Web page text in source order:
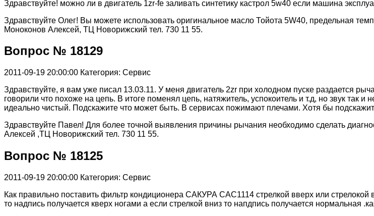
Здравствуйте! можно ли в двигатель 1zr-fe заливать синтетику кастрол 5w40 если машина
Здравствуйте Олег! Вы можете использовать оригинальное масло Тойота 5W40, предельная
Моноконов Алексей, ТЦ Новорижский тел. 730 11 55.
Вопрос № 18129
2011-09-19 20:00:00 Категория: Сервис
Здравствуйте, я вам уже писал 13.03.11. У меня двигатель 2zr при холодном пуске раздается
говорили что похоже на цепь. В итоге поменял цепь, натяжитель, успокоитель и т.д, но звук так
идеально чистый. Подскажите что может быть. В сервисах пожимают плечами. Хотя бы
Здравствуйте Павел! Для более точной выявления причины рычания необходимо сделать
Алексей ,ТЦ Новорижский тел. 730 11 55.
Вопрос № 18125
2011-09-19 20:00:00 Категория: Сервис
Как правильно поставить фильтр кондиционера САКУРА CAC1114 стрелкой вверх или
то надпись получается кверх ногами а если стрелкой вниз то напдпись получается нормальная